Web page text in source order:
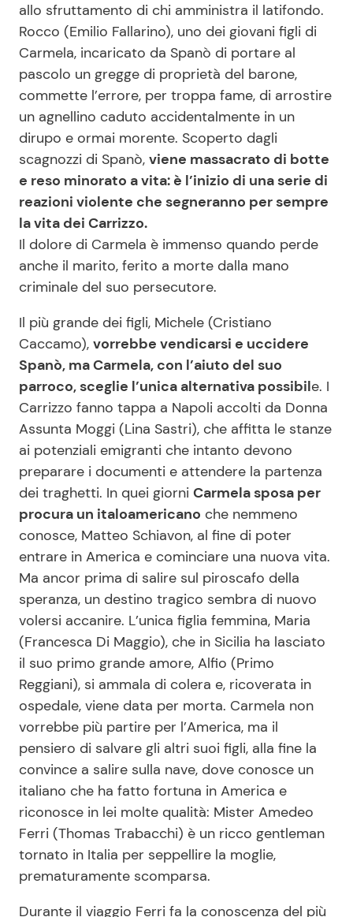
allo sfruttamento di chi amministra il latifondo.
Rocco (Emilio Fallarino), uno dei giovani figli di
Carmela, incaricato da Spanò di portare al
pascolo un gregge di proprietà del barone,
commette l’errore, per troppa fame, di arrostire
un agnellino caduto accidentalmente in un
dirupo e ormai morente. Scoperto dagli
scagnozzi di Spanò, viene massacrato di botte
e reso minorato a vita: è l’inizio di una serie di
reazioni violente che segneranno per sempre
la vita dei Carrizzo.
Il dolore di Carmela è immenso quando perde
anche il marito, ferito a morte dalla mano
criminale del suo persecutore.
Il più grande dei figli, Michele (Cristiano
Caccamo), vorrebbe vendicarsi e uccidere
Spanò, ma Carmela, con l’aiuto del suo
parroco, sceglie l’unica alternativa possibile. I
Carrizzo fanno tappa a Napoli accolti da Donna
Assunta Moggi (Lina Sastri), che affitta le stanze
ai potenziali emigranti che intanto devono
preparare i documenti e attendere la partenza
dei traghetti. In quei giorni Carmela sposa per
procura un italoamericano che nemmeno
conosce, Matteo Schiavon, al fine di poter
entrare in America e cominciare una nuova vita.
Ma ancor prima di salire sul piroscafo della
speranza, un destino tragico sembra di nuovo
volersi accanire. L’unica figlia femmina, Maria
(Francesca Di Maggio), che in Sicilia ha lasciato
il suo primo grande amore, Alfio (Primo
Reggiani), si ammala di colera e, ricoverata in
ospedale, viene data per morta. Carmela non
vorrebbe più partire per l’America, ma il
pensiero di salvare gli altri suoi figli, alla fine la
convince a salire sulla nave, dove conosce un
italiano che ha fatto fortuna in America e
riconosce in lei molte qualità: Mister Amedeo
Ferri (Thomas Trabacchi) è un ricco gentleman
tornato in Italia per seppellire la moglie,
prematuramente scomparsa.
Durante il viaggio Ferri fa la conoscenza del più